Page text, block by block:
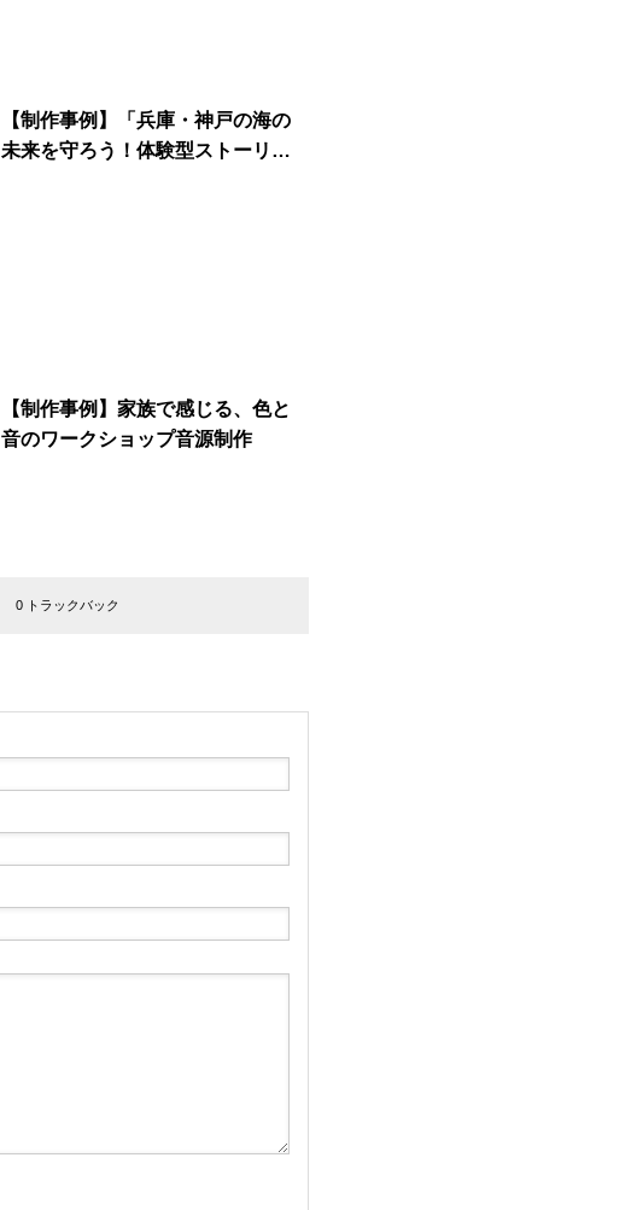
【制作事例】「兵庫・神戸の海の
未来を守ろう！体験型ストーリー
【制作事例】家族で感じる、色と
音のワークショップ音源制作
0 トラックバック